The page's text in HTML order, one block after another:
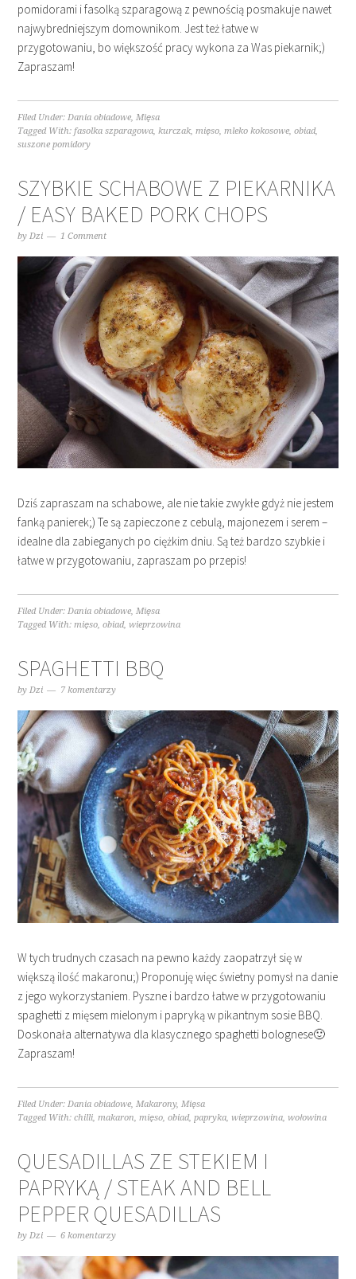
pomidorami i fasolką szparagową z pewnością posmakuje nawet
najwybredniejszym domownikom. Jest też łatwe w
przygotowaniu, bo większość pracy wykona za Was piekarnik;)
Zapraszam!
Filed Under:Dania obiadowe,Mięsa
Tagged With:fasolka szparagowa,kurczak,mięso,mleko kokosowe,obiad,
suszone pomidory
SZYBKIE SCHABOWE Z PIEKARNIKA
/ EASY BAKED PORK CHOPS
byDzi 1 Comment
Dziś zapraszam na schabowe, ale nie takie zwykłe gdyż nie jestem
fanką panierek;) Te są zapieczone z cebulą, majonezem i serem –
idealne dla zabieganych po ciężkim dniu. Są też bardzo szybkie i
łatwe w przygotowaniu, zapraszam po przepis!
Filed Under:Dania obiadowe,Mięsa
Tagged With:mięso,obiad,wieprzowina
SPAGHETTI BBQ
byDzi 7 komentarzy
W tych trudnych czasach na pewno każdy zaopatrzył się w
większą ilość makaronu;) Proponuję więc świetny pomysł na danie
z jego wykorzystaniem. Pyszne i bardzo łatwe w przygotowaniu
spaghetti z mięsem mielonym i papryką w pikantnym sosie BBQ.
Doskonała alternatywa dla klasycznego spaghetti bolognese🙂
Zapraszam!
Filed Under:Dania obiadowe,Makarony,Mięsa
Tagged With:chilli,makaron,mięso,obiad,papryka,wieprzowina,wołowina
QUESADILLAS ZE STEKIEM I
PAPRYKĄ / STEAK AND BELL
PEPPER QUESADILLAS
byDzi 6 komentarzy